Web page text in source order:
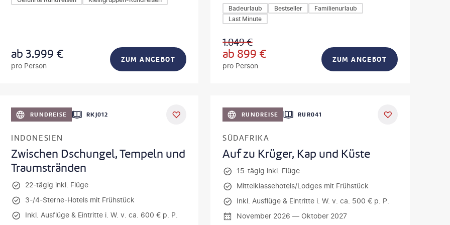
ab3.999 €
pro Person
ZUM ANGEBOT
Badeurlaub Bestseller
Familienurlaub
Last Minute
1.049€
ab 899 €
pro Person
ZUM ANGEBOT
RUNDREISE RKJ012
INDONESIEN
Zwischen Dschungel, Tempeln und
Traumstränden
22-tägig inkl. Flüge
3-/4-Sterne-Hotels mit Frühstück
Inkl. Ausflüge & Eintritte i. W. v. ca. 600 € p. P.
DEAL
RUNDREISE RUR041
SÜDAFRIKA
Auf zu Krüger, Kap und Küste
15-tägig inkl. Flüge
Mittelklassehotels/Lodges mit Frühstück
Inkl. Ausflüge & Eintritte i. W. v. ca. 500 € p. P.
November 2026 — Oktober 2027